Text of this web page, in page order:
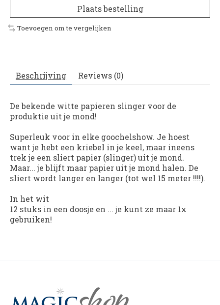
Plaats bestelling
Toevoegen om te vergelijken
Beschrijving Reviews (0)
De bekende witte papieren slinger voor de
produktie uit je mond!
Superleuk voor in elke goochelshow. Je hoest
want je hebt een kriebel in je keel, maar ineens
trek je een sliert papier (slinger) uit je mond.
Maar... je blijft maar papier uit je mond halen. De
sliert wordt langer en langer (tot wel 15 meter !!!!).
In het wit
12 stuks in een doosje en ... je kunt ze maar 1x
gebruiken!